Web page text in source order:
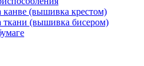
канве (вышивка крестом)
ткани (вышивка бисером)